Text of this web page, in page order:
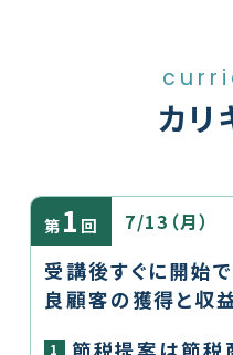
カリ
第1 回 7/13（月）
受講後すぐに開始
良顧客の獲得と収
1